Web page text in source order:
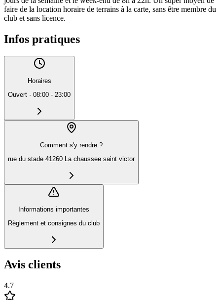
faire de la location horaire de terrains à la carte, sans être membre du
club et sans licence.
Infos pratiques
Horaires
Ouvert · 08:00 - 23:00
Comment s'y rendre ?
rue du stade 41260 La chaussee saint victor
Informations importantes
Règlement et consignes du club
Avis clients
4.7